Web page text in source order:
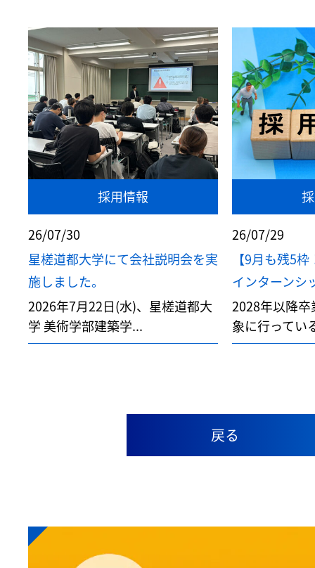
採用情報
26/07/30
星槎道都大学にて会社説明会を実
施しました。
2026年7月22日(水)、星槎道都大
学 美術学部建築学...
26/07/29
【9月も残5
インターンシ
2028年以降
象に行ってい
戻る